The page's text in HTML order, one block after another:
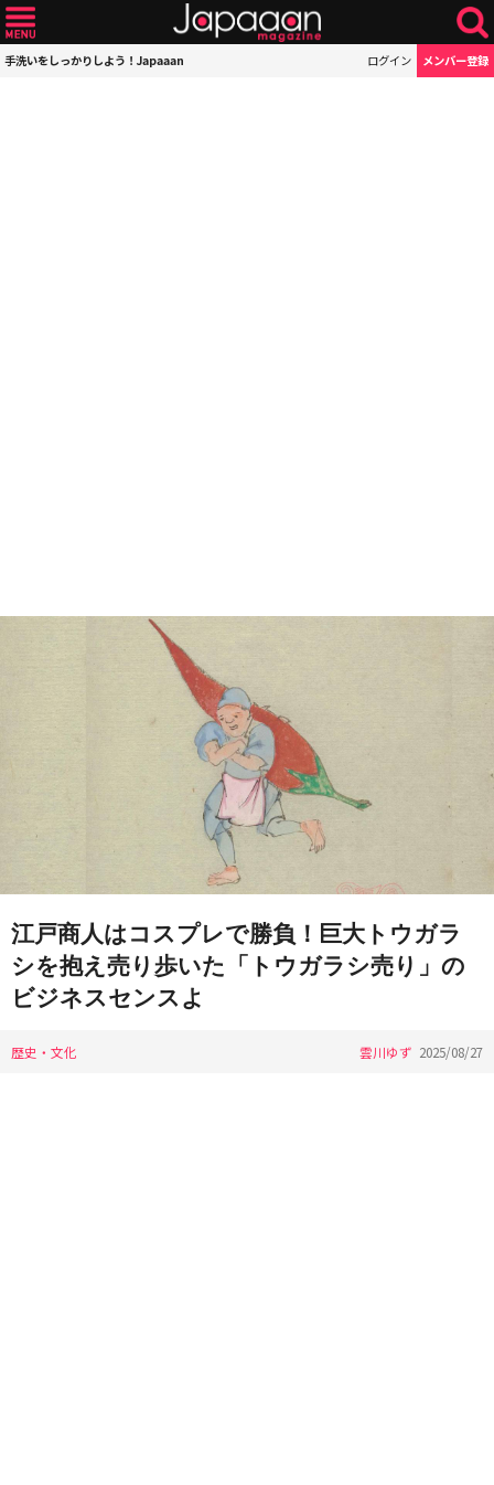
手洗いをしっかりしよう！Japaaan ログイン メンバー登録
江戸商人はコスプレで勝負！巨大トウガラ
シを抱え売り歩いた「トウガラシ売り」の
ビジネスセンスよ
歴史・文化 雲川ゆず 2025/08/27